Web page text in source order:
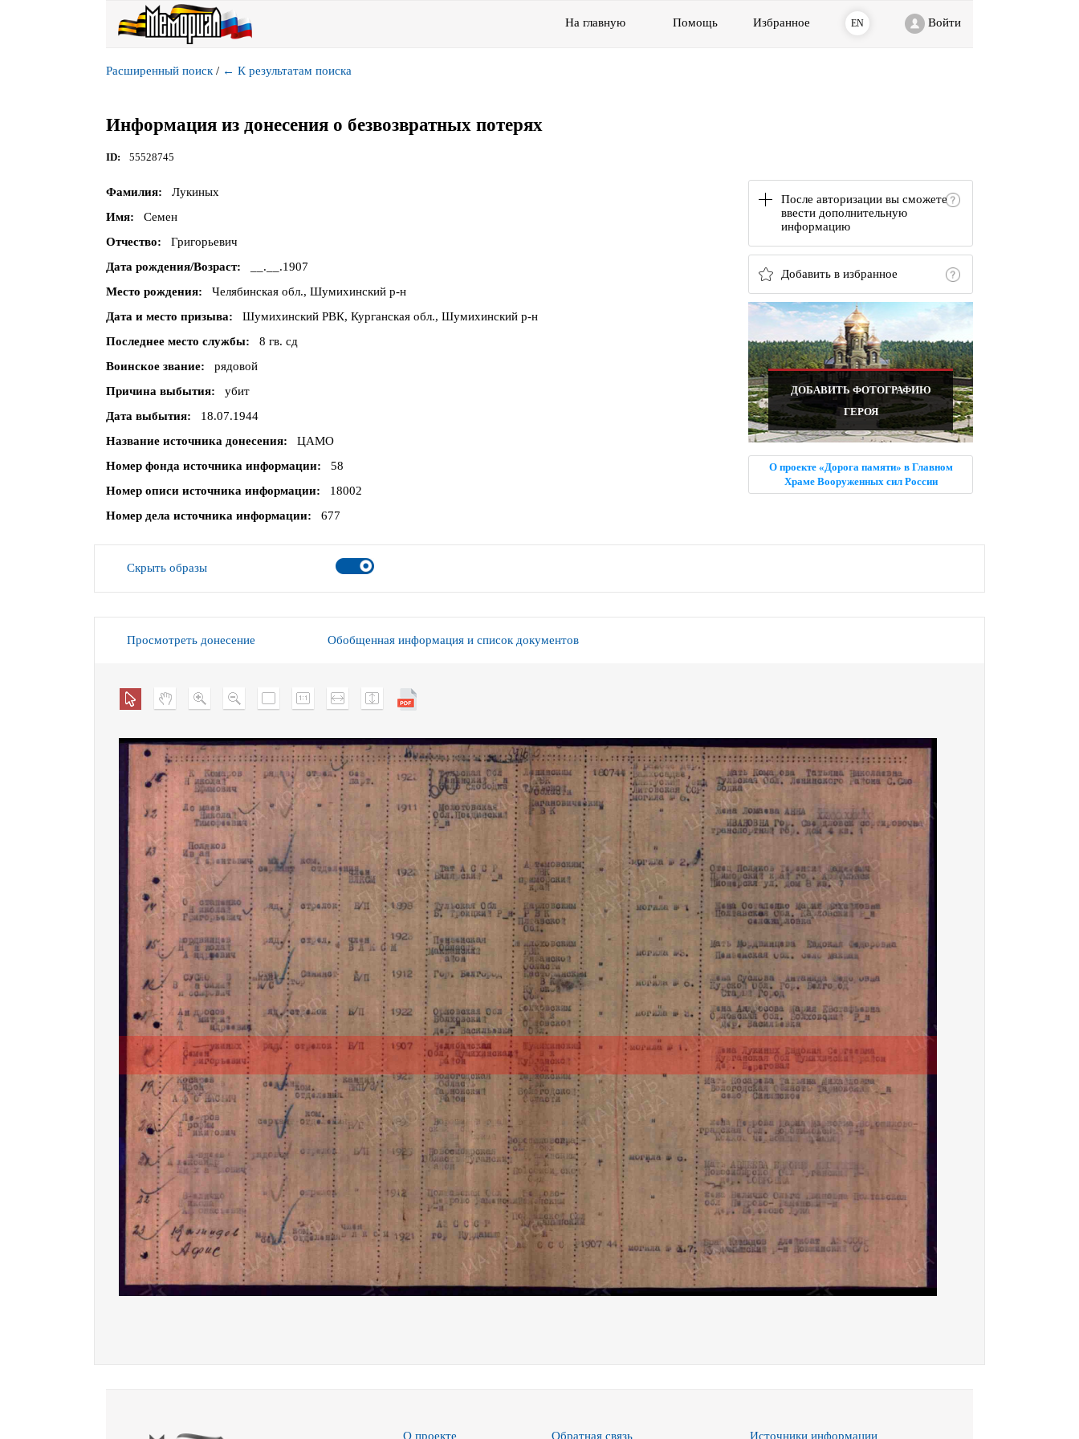
На главную Помощь Избранное EN Войти
Расширенный поиск / ← К результатам поиска
Информация из донесения о безвозвратных потерях
ID 55528745
После авторизации вы сможете
ввести дополнительную
информацию
Добавить в избранное
ДОБАВИТЬ ФОТОГРАФИЮ
ГЕРОЯ
О проекте «Дорога памяти» в Главном
Храме Вооруженных сил России
Фамилия
Лукиных
Имя
Семен
Отчество
Григорьевич
Дата рождения/Возраст
__.__.1907
Место рождения
Челябинская обл., Шумихинский р-н
Дата и место призыва
Шумихинский РВК, Курганская обл., Шумихинский р-н
Последнее место службы
8 гв. сд
Воинское звание
рядовой
Причина выбытия
убит
Дата выбытия
18.07.1944
Название источника донесения
ЦАМО
Номер фонда источника информации
58
Номер описи источника информации
18002
Номер дела источника информации
677
Скрыть образы
Просмотреть донесение Обобщенная информация и список документов
О проекте Обратная связь Источники информации